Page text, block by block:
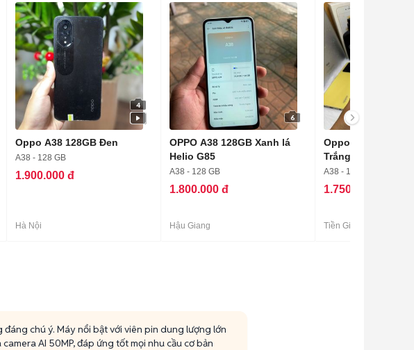
4
Oppo A38 128GB Đen
A38 - 128 GB
1.900.000 đ
Hà Nội
6
OPPO A38 128GB Xanh lá
Helio G85
A38 - 128 GB
1.800.000 đ
Hậu Giang
Oppo A38 4GB/
Trắng Like New
A38 - 128 GB - Hết bảo
1.750.000 đ
Tiền Giang
chú ý. Máy nổi bật với viên pin dung lượng lớn
AI 50MP, đáp ứng tốt mọi nhu cầu cơ bản